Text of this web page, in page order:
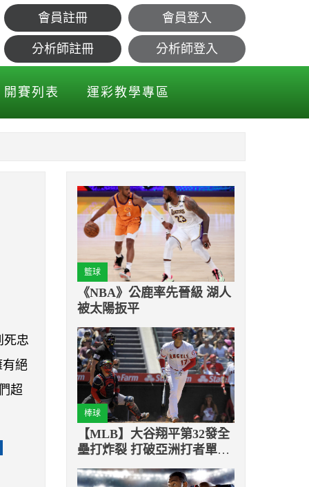
星外號
會員註冊 會員登入
分析師註冊 分析師登入
開賽列表 運彩教學專區
死忠
有絕
超
籃球
《NBA》公鹿率先晉級 湖人
被太陽扳平
棒球
【MLB】大谷翔平第32發全
壘打炸裂 打破亞洲打者單季
最多轟紀錄